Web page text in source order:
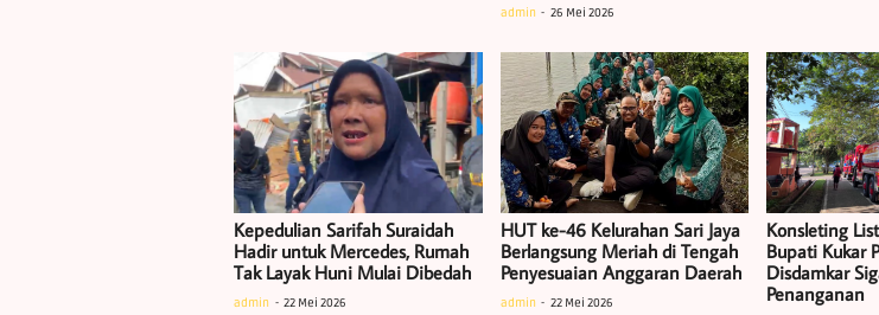
admin 26 Mei 2026
Kepedulian Sarifah Suraidah
Hadir untuk Mercedes, Rumah
Tak Layak Huni Mulai Dibedah
admin 22 Mei 2026
HUT ke-46 Kelurahan Sari Jaya
Berlangsung Meriah di Tengah
Penyesuaian Anggaran Daerah
admin 22 Mei 2026
Konsleting
Bupati Kukar
Disdamkar
Penanganan